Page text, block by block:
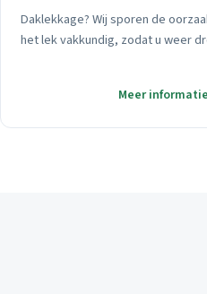
Daklekkage? Wij sporen de
het lek vakkundig, zodat u weer
Meer informatie